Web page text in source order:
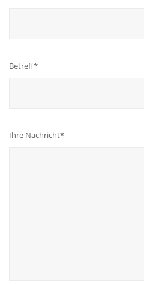
Betreff*
Ihre Nachricht*